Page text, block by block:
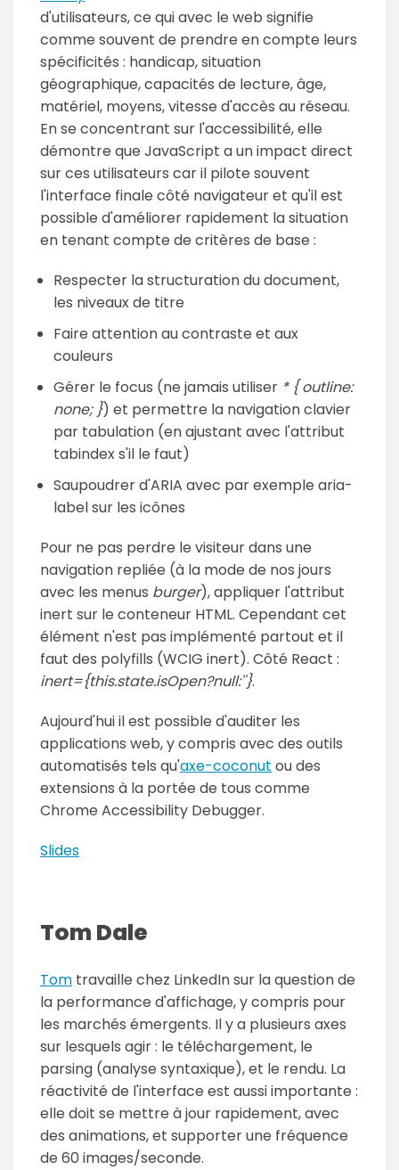
d'utilisateurs, ce qui avec le web signifie
comme souvent de prendre en compte leurs
spécificités : handicap, situation
géographique, capacités de lecture, âge,
matériel, moyens, vitesse d'accès au réseau.
En se concentrant sur l'accessibilité, elle
démontre que JavaScript a un impact direct
sur ces utilisateurs car il pilote souvent
l'interface finale côté navigateur et qu'il est
possible d'améliorer rapidement la situation
en tenant compte de critères de base :
Respecter la structuration du document,
les niveaux de titre
Faire attention au contraste et aux
couleurs
Gérer le focus (ne jamais utiliser * { outline:
none; }) et permettre la navigation clavier
par tabulation (en ajustant avec l'attribut
tabindex s'il le faut)
Saupoudrer d'ARIA avec par exemple aria-
label sur les icônes
Pour ne pas perdre le visiteur dans une
navigation repliée (à la mode de nos jours
avec les menus burger), appliquer l'attribut
inert sur le conteneur HTML. Cependant cet
élément n'est pas implémenté partout et il
faut des polyfills (WCIG inert). Côté React :
inert={this.state.isOpen?null:''}.
Aujourd'hui il est possible d'auditer les
applications web, y compris avec des outils
automatisés tels qu'axe-coconut ou des
extensions à la portée de tous comme
Chrome Accessibility Debugger.
Slides
Tom Dale
Tom travaille chez LinkedIn sur la question de
la performance d'affichage, y compris pour
les marchés émergents. Il y a plusieurs axes
sur lesquels agir : le téléchargement, le
parsing (analyse syntaxique), et le rendu. La
réactivité de l'interface est aussi importante :
elle doit se mettre à jour rapidement, avec
des animations, et supporter une fréquence
de 60 images/seconde.